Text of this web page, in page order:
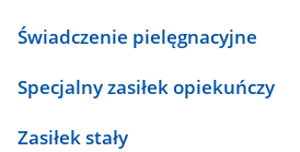
Świadczenie pielęgnacyjne
Specjalny zasiłek opiekuńczy
Zasiłek stały